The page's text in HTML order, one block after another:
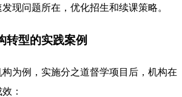
现问题所在，优化招生和续课策略。
转型的实践案例
构为例，实施分之道督学项目后，机构在
：